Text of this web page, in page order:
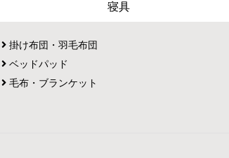
寝具
掛け布団・羽毛布団
ベッドパッド
毛布・ブランケット